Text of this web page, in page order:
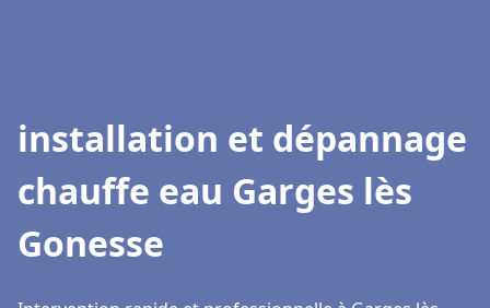
installation et dépannage
chauffe eau Garges lès
Gonesse